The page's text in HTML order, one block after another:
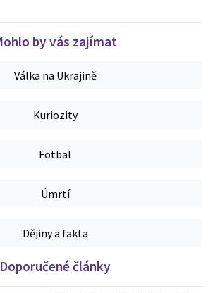
by vás zajímat
Válka na Ukrajině
Kuriozity
Fotbal
Úmrtí
Dějiny a fakta
Doporučené články